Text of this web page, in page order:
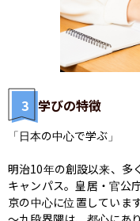
3 学びの特徴
「日本の中心で学ぶ」
明治10年の創設以来、多
キャンパス。皇居・官公
京の中心に位置していま